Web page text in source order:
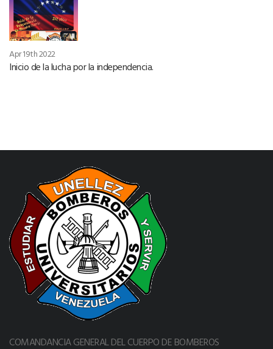
Apr 19th 2022
Inicio de la lucha por la independencia.
COMANDANCIA GENERAL DEL CUERPO DE BOMBEROS